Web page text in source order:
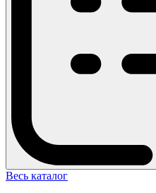
Весь каталог